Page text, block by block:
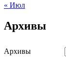
« Июл
Архивы
Архивы